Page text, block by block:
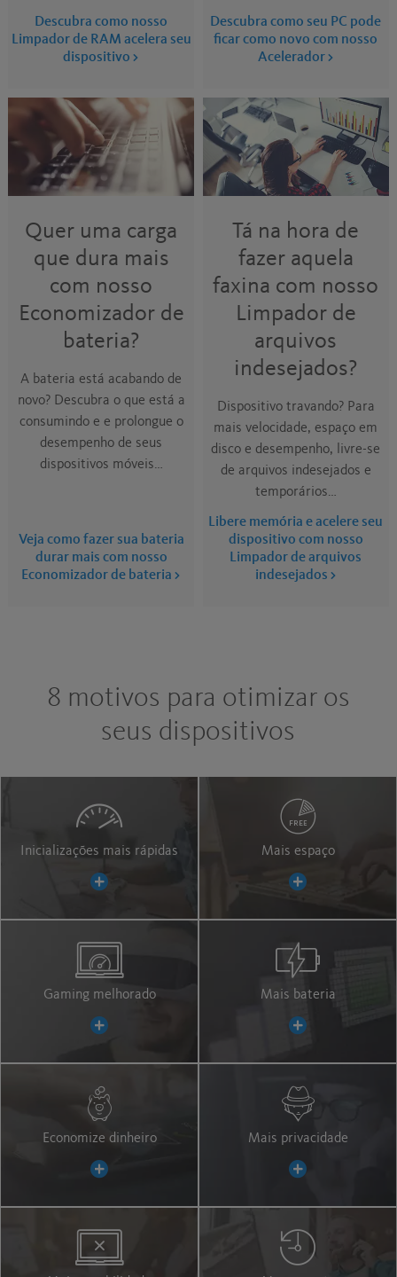
Descubra como nosso
Limpador de RAM acelera seu
dispositivo
Descubra como seu PC pode
ficar como novo com nosso
Acelerador
Quer uma carga
que dura mais
com nosso
Economizador de
bateria?
A bateria está acabando de
novo? Descubra o que está a
consumindo e e prolongue o
desempenho de seus
dispositivos móveis…
Veja como fazer sua bateria
durar mais com nosso
Economizador de bateria
Tá na hora de
fazer aquela
faxina com nosso
Limpador de
arquivos
indesejados?
Dispositivo travando? Para
mais velocidade, espaço em
disco e desempenho, livre-se
de arquivos indesejados e
temporários…
Libere memória e acelere seu
dispositivo com nosso
Limpador de arquivos
indesejados
8 motivos para otimizar os
seus dispositivos
Inicializações mais rápidas Mais espaço
Gaming melhorado Mais bateria
Economize dinheiro Mais privacidade